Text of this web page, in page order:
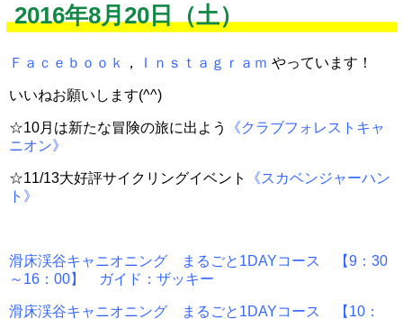
2016年8月20日（土）
Ｆａｃｅｂｏｏｋ ， Ｉｎｓｔａｇｒａｍ やっています！
いいねお願いします(^^)
☆10月は新たな冒険の旅に出よう
《クラブフォレストキャ
ニオン》
☆11/13大好評サイクリングイベント
《スカベンジャーハン
ト》
滑床渓谷キャニオニング まるごと1DAYコース 【9：30
～16：00】 ガイド：ザッキー
滑床渓谷キャニオニング まるごと1DAYコース 【10：